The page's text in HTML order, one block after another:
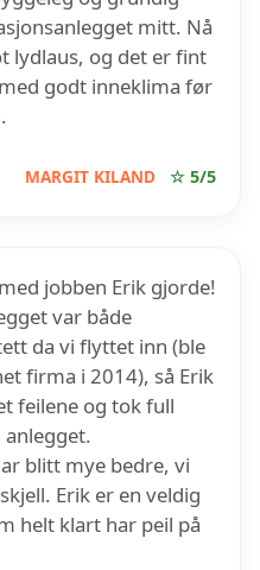
mitt. Nå
lydlaus, og det er fint
godt inneklima før
MARGIT KILAND ☆ 5/5
jobben Erik gjorde!
var både
da vi flyttet inn (ble
firma i 2014), så Erik
feilene og tok full
anlegget.
blitt mye bedre, vi
Erik er en veldig
helt klart har peil på